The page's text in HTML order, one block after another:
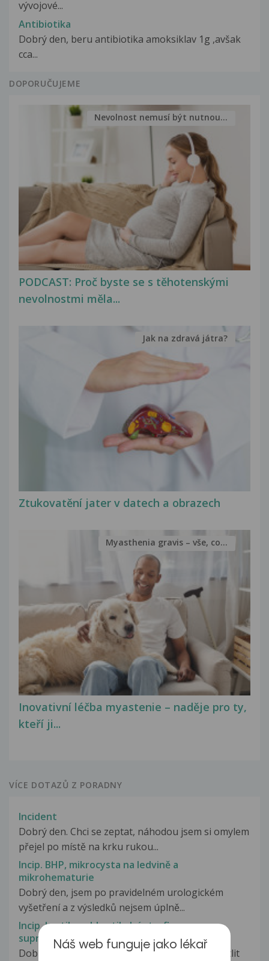
vývojové...
Antibiotika
Dobrý den, beru antibiotika amoksiklav 1g ,avšak
cca...
DOPORUČUJEME
PODCAST: Proč byste se s těhotenskými
nevolnostmi měla...
Nevolnost nemusí být nutnou...
Ztukovatění jater v datech a obrazech
Jak na zdravá játra?
Inovativní léčba myastenie – naděje pro ty,
kteří ji...
Myasthenia gravis – vše, co...
VÍCE DOTAZŮ Z PORADNY
Incident
Dobrý den. Chci se zeptat, náhodou jsem si omylem
přejel po místě na krku rukou...
Incip. BHP, mikrocysta na ledvině a
mikrohematurie
Dobrý den, jsem po pravidelném urologickém
vyšetření a z výsledků nejsem úplně...
Incip. kortikosubkortikalní atrofie
supratentorialně
Dobrý den, mohla byste mi prosím laicky vysvětlit
Náš web funguje jako lékař